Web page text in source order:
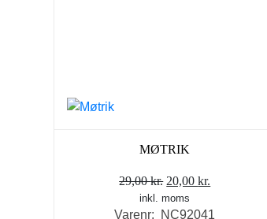
MØTRIK
29,00kr. Den
oprindelige
20,00kr.
inkl. moms
Varenr: NC92041